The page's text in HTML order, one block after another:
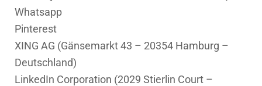
Whatsapp
Pinterest
XING AG (Gänsemarkt 43 – 20354 Hamburg –
Deutschland)
LinkedIn Corporation (2029 Stierlin Court –